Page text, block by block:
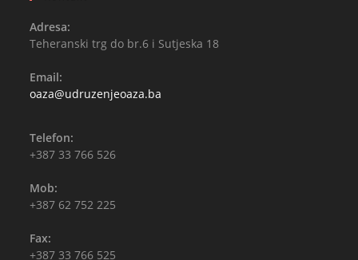
Adresa:
Teheranski trg do br.6 i Sutjeska 18
Email:
oaza@udruzenjeoaza.ba
Telefon:
+387 33 766 526
Mob:
+387 62 752 225
Fax:
+387 33 766 525